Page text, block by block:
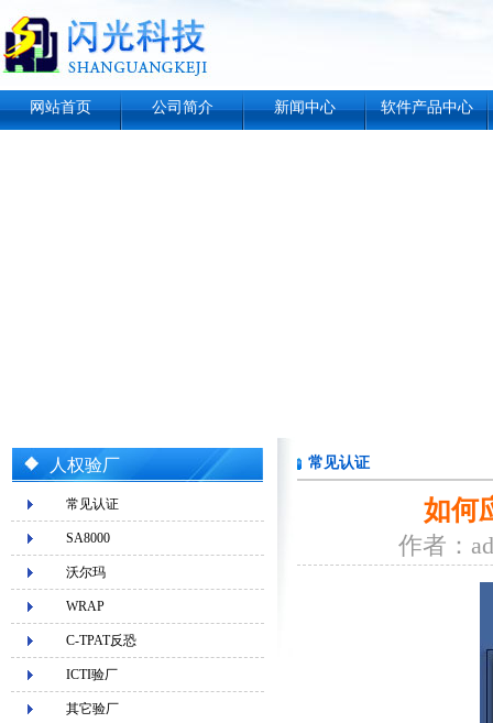
网站首页 公司简介 新闻中心 软件产品中心
人权验厂
常见认证
SA8000
沃尔玛
WRAP
C-TPAT反恐
ICTI验厂
其它验厂
常见认证
如何
作者：